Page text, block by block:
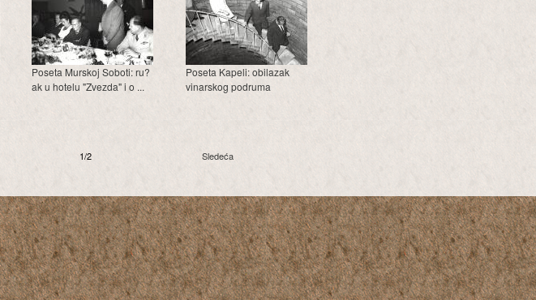
Poseta Murskoj Soboti: ru?
ak u hotelu "Zvezda" i o ...
Poseta Kapeli: obilazak
vinarskog podruma
1/2 Sledeća